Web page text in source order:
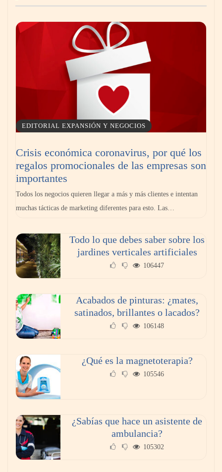
visualmente cualquier habitación con pintura
Los 10 mejores expertos en reparación de
persianas en Madrid
Reformas integrales: 10 ideas para diseñar
EDITORIAL EXPANSIÓN Y NEGOCIOS
Crisis económica coronavirus, por qué los
regalos promocionales de las empresas son
importantes
Todos los negocios quieren llegar a más y más clientes e intentan
muchas tácticas de marketing diferentes para esto. Las…
Todo lo que debes saber sobre los
jardines verticales artificiales
106447
Acabados de pinturas: ¿mates,
satinados, brillantes o lacados?
106148
¿Qué es la magnetoterapia?
105546
¿Sabías que hace un asistente de
ambulancia?
105302